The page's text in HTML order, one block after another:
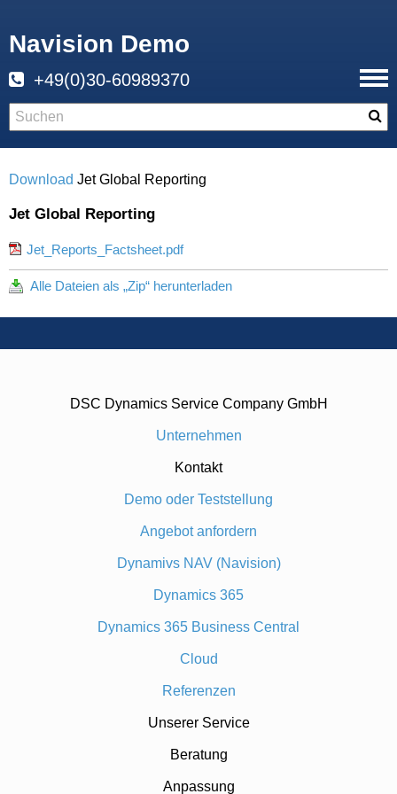
Navision Demo
+49(0)30-60989370
Download Jet Global Reporting
Jet Global Reporting
Jet_Reports_Factsheet.pdf
Alle Dateien als „Zip“ herunterladen
DSC Dynamics Service Company GmbH
Unternehmen
Kontakt
Demo oder Teststellung
Angebot anfordern
Dynamivs NAV (Navision)
Dynamics 365
Dynamics 365 Business Central
Cloud
Referenzen
Unserer Service
Beratung
Anpassung